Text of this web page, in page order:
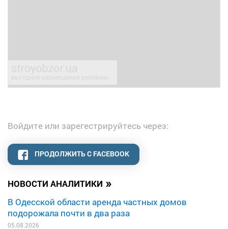
НОВОСТИ АНАЛИТИКИ »
В Одесской области аренда частных домов
подорожала почти в два раза
05.08.2026
Войдите или зарегестрируйтесь через:
ПРОДОЛЖИТЬ С FACEBOOK